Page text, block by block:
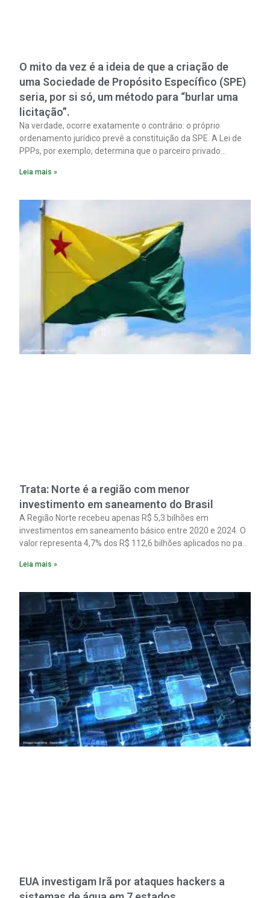
O mito da vez é a ideia de que a criação de
uma Sociedade de Propósito Específico (SPE)
seria, por si só, um método para “burlar uma
licitação”.
Na verdade, ocorre exatamente o contrário: o próprio
ordenamento jurídico prevê a constituição da SPE. A Lei de
PPPs, por exemplo, determina que o parceiro privado
empreendimento. Ou seja, a suposta “fraude à licitação” é
figura é facultativa e sujeita a uma escolha racional de
projeto a projeto.
Leia mais »
Trata: Norte é a região com menor
investimento em saneamento do Brasil
A Região Norte recebeu apenas R$ 5,3 bilhões em
investimentos em saneamento básico entre 2020 e 2024. O
valor representa 4,7% dos R$ 112,6 bilhões aplicados no país
Brasil em parceria com a GO Associados.
Leia mais »
EUA investigam Irã por ataques hackers a